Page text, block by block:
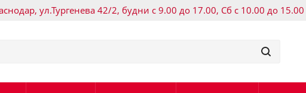
ул.Тургенева 42/2, будни с 9.00 до 17.00, Сб с 10.00 до 15.00